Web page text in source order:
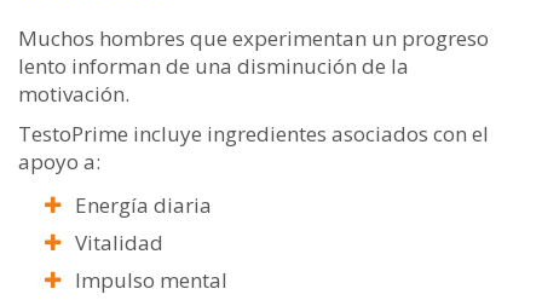
Muchos hombres que experimentan un progreso
lento informan de una disminución de la
motivación.
TestoPrime incluye ingredientes asociados con el
apoyo a:
Energía diaria
Vitalidad
Impulso mental